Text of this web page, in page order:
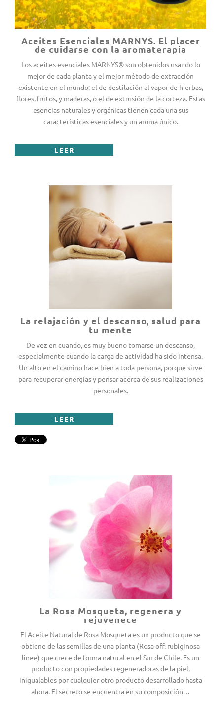
Aceites Esenciales MARNYS. El placer
de cuidarse con la aromaterapia
Los aceites esenciales MARNYS® son obtenidos usando lo
mejor de cada planta y el mejor método de extracción
existente en el mundo: el de destilación al vapor de hierbas,
flores, frutos, y maderas, o el de extrusión de la corteza. Estas
esencias naturales y orgánicas tienen cada una sus
características esenciales y un aroma único.
LEER
La relajación y el descanso, salud para
tu mente
De vez en cuando, es muy bueno tomarse un descanso,
especialmente cuando la carga de actividad ha sido intensa.
Un alto en el camino hace bien a toda persona, porque sirve
para recuperar energías y pensar acerca de sus realizaciones
personales.
LEER
La Rosa Mosqueta, regenera y
rejuvenece
El Aceite Natural de Rosa Mosqueta es un producto que se
obtiene de las semillas de una planta (Rosa off. rubiginosa
linee) que crece de forma natural en el Sur de Chile. Es un
producto con propiedades regeneradoras de la piel,
inigualables por cualquier otro producto desarrollado hasta
ahora. El secreto se encuentra en su composición…